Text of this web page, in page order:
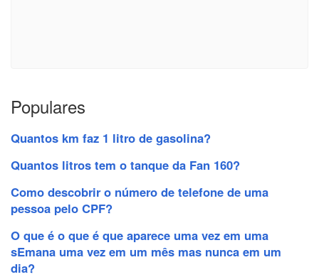
Populares
Quantos km faz 1 litro de gasolina?
Quantos litros tem o tanque da Fan 160?
Como descobrir o número de telefone de uma
pessoa pelo CPF?
O que é o que é que aparece uma vez em uma
sEmana uma vez em um mês mas nunca em um
dia?